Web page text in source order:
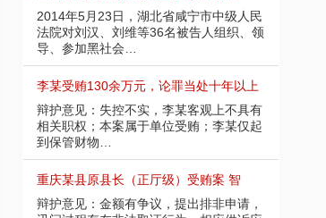
2014年5月23日，湖北省咸宁市中级人民
法院对刘汉、刘维等36名被告人组织、领
导、参加黑社会…
李某受贿130余万元，论罪当处十年以上
辩护意见：失控不实，李某客观上不具有
相关职权；本案属于单位受贿；李某仅起
到保管财物…
重庆某县原县长（正厅级）受贿案 智
辩护意见：金额有争议，提出排非申请，